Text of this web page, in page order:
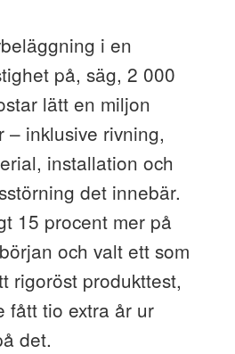
i en
på, säg, 2 000
lätt en miljon
– inklusive rivning,
installation och
det innebär.
15 procent mer på
och valt ett som
rigoröst produkttest,
fått tio extra år ur
det.